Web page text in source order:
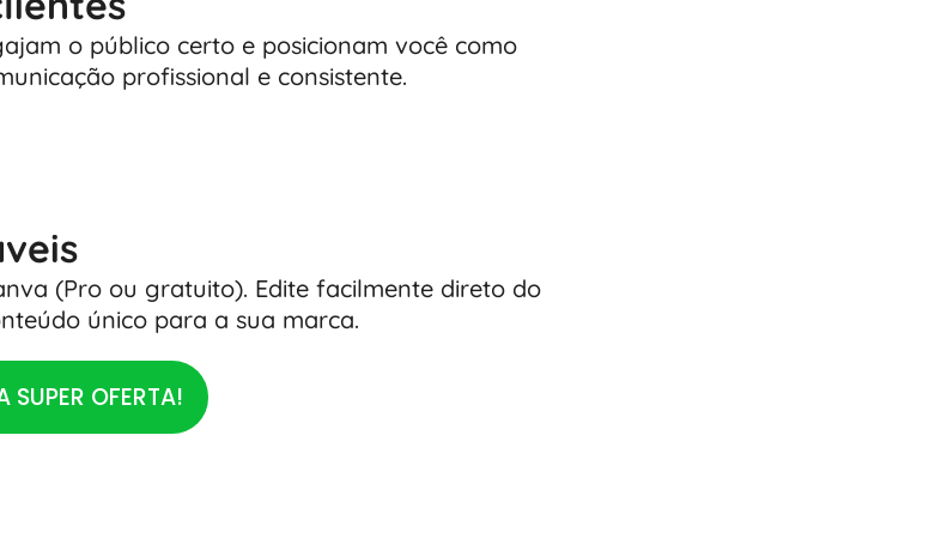
o público certo e posicionam você como
profissional e consistente.
(Pro ou gratuito). Edite facilmente direto do
único para a sua marca.
SUPER OFERTA!